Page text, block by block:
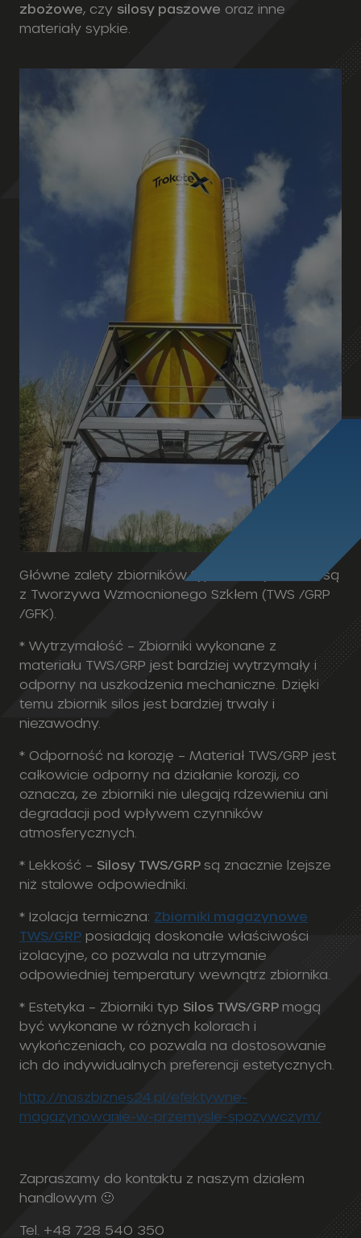
zbożowe, czy silosy paszowe oraz inne
materiały sypkie.
Główne zalety zbiorników typ Silos wykonane są
z Tworzywa Wzmocnionego Szkłem (TWS /GRP
/GFK).
* Wytrzymałość – Zbiorniki wykonane z
materiału TWS/GRP jest bardziej wytrzymały i
odporny na uszkodzenia mechaniczne. Dzięki
temu zbiornik silos jest bardziej trwały i
niezawodny.
* Odporność na korozję – Materiał TWS/GRP jest
całkowicie odporny na działanie korozji, co
oznacza, że zbiorniki nie ulegają rdzewieniu ani
degradacji pod wpływem czynników
atmosferycznych.
* Lekkość – Silosy TWS/GRP są znacznie lżejsze
niż stalowe odpowiedniki.
* Izolacja termiczna: Zbiorniki magazynowe
TWS/GRP posiadają doskonałe właściwości
izolacyjne, co pozwala na utrzymanie
odpowiedniej temperatury wewnątrz zbiornika.
* Estetyka – Zbiorniki typ Silos TWS/GRP mogą
być wykonane w różnych kolorach i
wykończeniach, co pozwala na dostosowanie
ich do indywidualnych preferencji estetycznych.
http://naszbiznes24.pl/efektywne-
magazynowanie-w-przemysle-spozywczym/
Zapraszamy do kontaktu z naszym działem
handlowym 🙂
Tel. +48 728 540 350